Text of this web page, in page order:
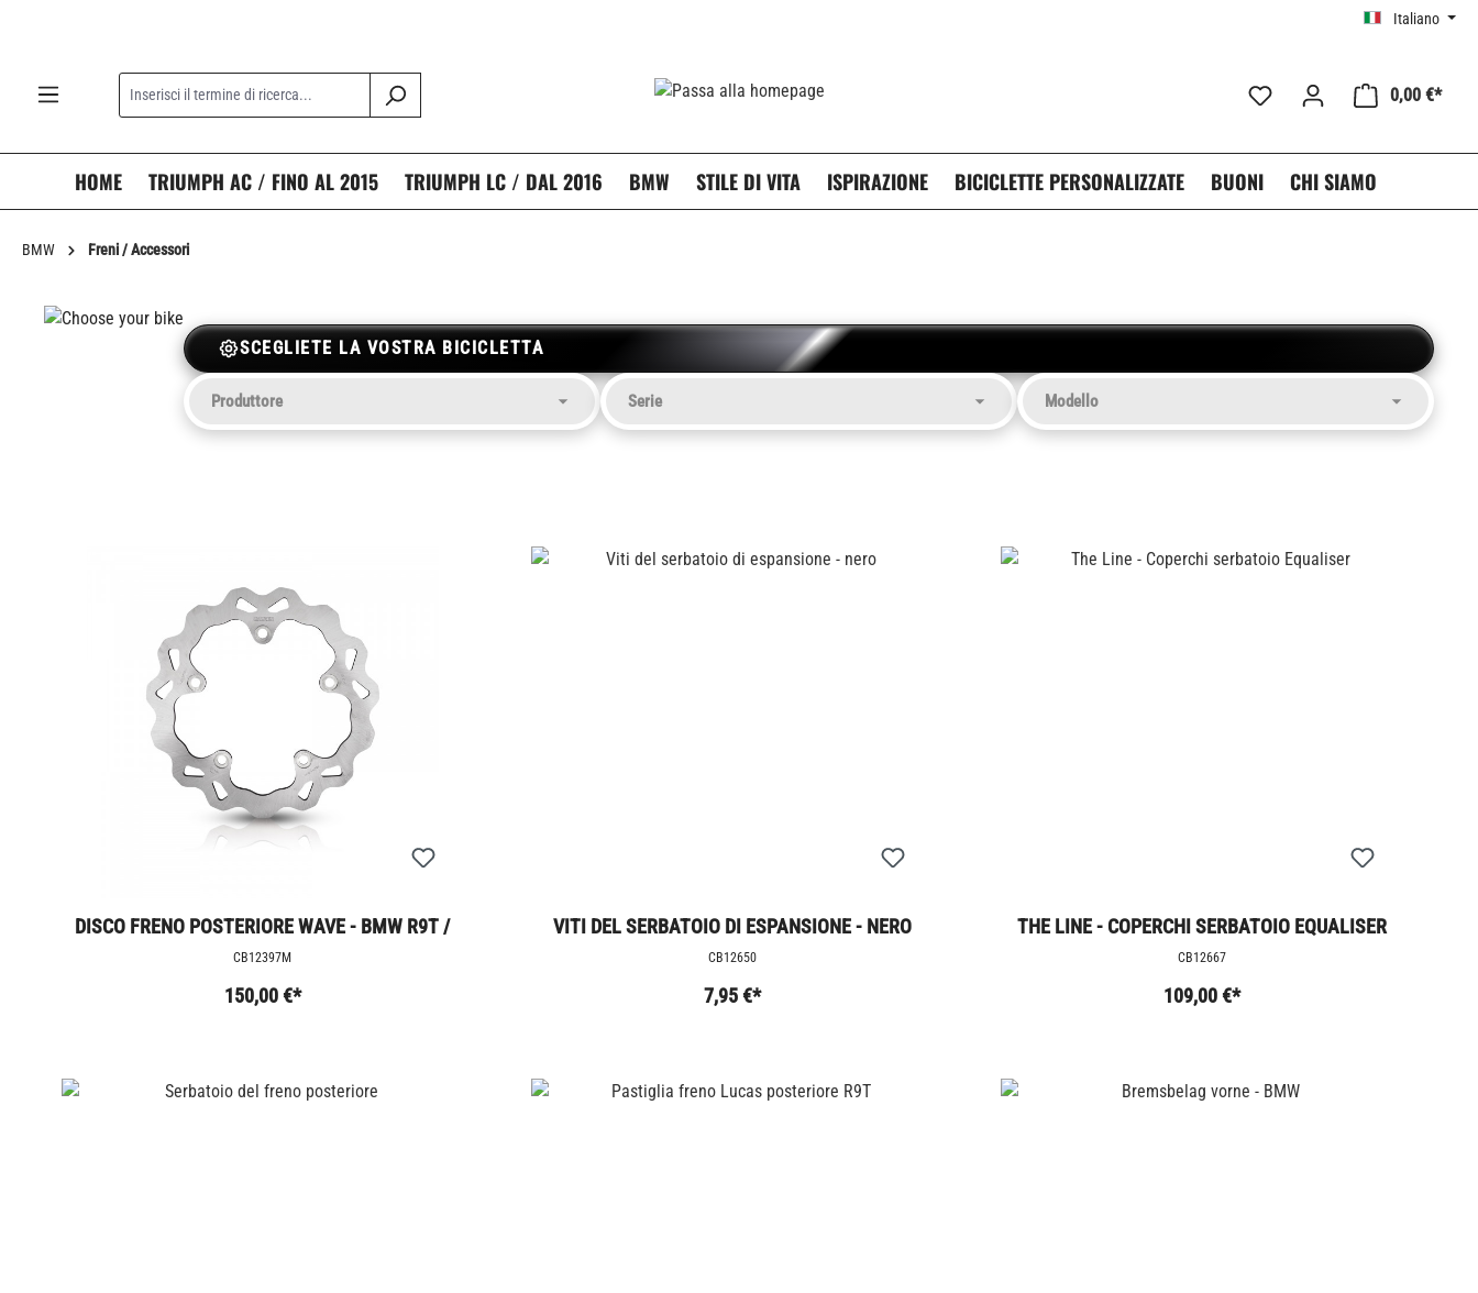
Italiano
0,00 €*
HOME TRIUMPH AC / FINO AL 2015 TRIUMPH LC / DAL 2016 BMW STILE DI VITA ISPIRAZIONE BICICLETTE PERSONALIZZATE BUONI CHI SIAMO
BMW Freni / Accessori
SCEGLIETE LA VOSTRA BICICLETTA
DISCO FRENO POSTERIORE WAVE - BMW R9T /
R12
CB12397M
150,00 €*
VITI DEL SERBATOIO DI ESPANSIONE - NERO
CB12650
7,95 €*
THE LINE - COPERCHI SERBATOIO EQUALISER
CB12667
109,00 €*